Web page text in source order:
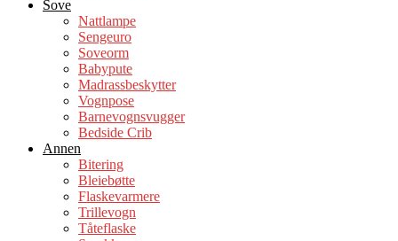
Sove
Nattlampe
Sengeuro
Soveorm
Babypute
Madrassbeskytter
Vognpose
Barnevognsvugger
Bedside Crib
Annen
Bitering
Bleiebøtte
Flaskevarmere
Trillevogn
Tåteflaske